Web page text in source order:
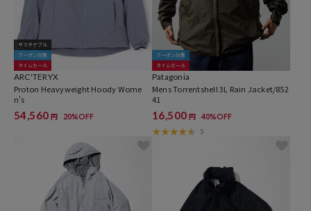
サステナブル
クーポン対象
タイムセール
ARC'TERYX
Proton Heavyweight Hoody Wome
n's
54,560 円 20%OFF
クーポン対象
タイムセール
Patagonia
Mens Torrentshell 3L Rain Jacket/852
41
16,500 円 40%OFF
5